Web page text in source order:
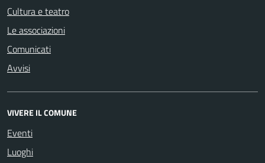
Cultura e teatro
Le associazioni
Comunicati
Avvisi
VIVERE IL COMUNE
Eventi
Luoghi